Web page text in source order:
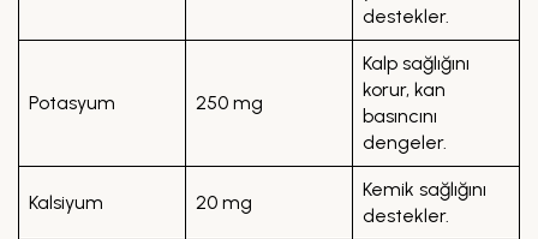
destekler.
Potasyum 250 mg
Kalp sağlığını
korur, kan
basıncını
dengeler.
Kalsiyum 20 mg
Kemik sağlığını
destekler.